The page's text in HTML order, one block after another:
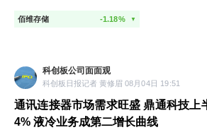
AI算力基础设施的系统级运行效率，推动共创
佰维存储 -1.18% ▼
科创板公司面面观
科创板日报记者 黄修眉 08月04日 19:51
通讯连接器市场需求旺盛 鼎通科技上
4% 液冷业务成第二增长曲线